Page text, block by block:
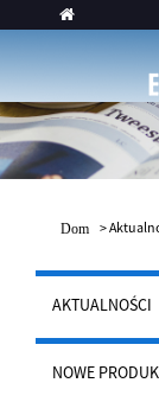
Dom >
AKTUALNOŚCI
NOWE